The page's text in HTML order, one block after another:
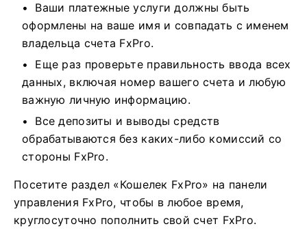
Ваши платежные услуги должны быть
оформлены на ваше имя и совпадать с именем
владельца счета FxPro.
Еще раз проверьте правильность ввода всех
данных, включая номер вашего счета и любую
важную личную информацию.
Все депозиты и выводы средств
обрабатываются без каких-либо комиссий со
стороны FxPro.
Посетите раздел «Кошелек FxPro» на панели
управления FxPro, чтобы в любое время,
круглосуточно пополнить свой счет FxPro.